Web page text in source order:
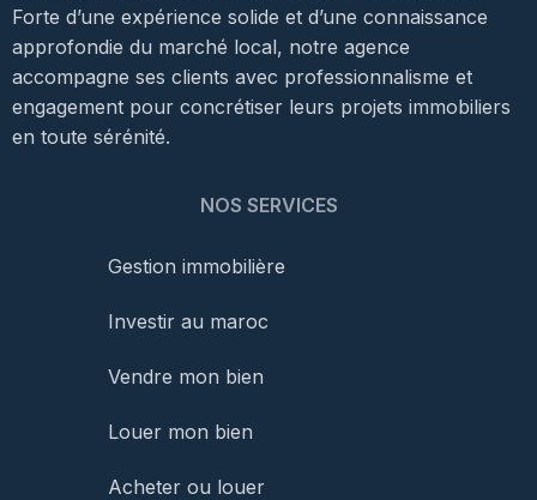
Forte d’une expérience solide et d’une connaissance
approfondie du marché local, notre agence
accompagne ses clients avec professionnalisme et
engagement pour concrétiser leurs projets immobiliers
en toute sérénité.
NOS SERVICES
Gestion immobilière
Investir au maroc
Vendre mon bien
Louer mon bien
Acheter ou louer